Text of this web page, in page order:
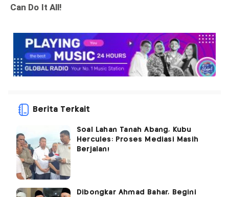
Berita Terkait
Soal Lahan Tanah Abang, Kubu
Hercules: Proses Mediasi Masih
Berjalan!
Dibongkar Ahmad Bahar, Begini